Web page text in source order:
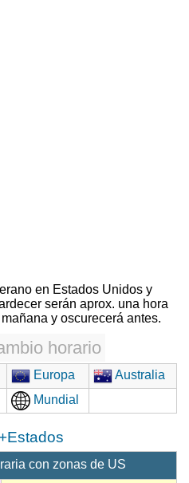
en Estados Unidos y
serán aprox. una hora
y oscurecerá antes.
horario
Europa
Australia
Mundial
+Estados
con zonas de US